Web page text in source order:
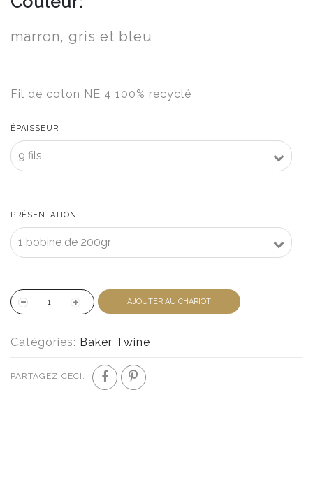
marron, gris et bleu
Fil de coton NE 4 100% recyclé
ÉPAISSEUR
PRÉSENTATION
AJOUTER AU CHARIOT
Catégories: Baker Twine
PARTAGEZ CECI: